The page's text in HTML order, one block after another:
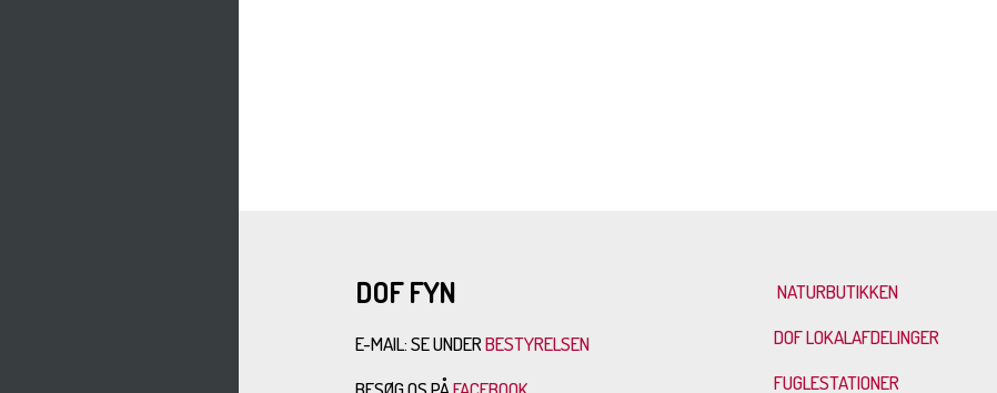
DOF FYN
E-MAIL: SE UNDERBESTYRELSEN
NATURBUTIKKEN
DOF LOKALAFDELINGER
FUGLESTATIONER